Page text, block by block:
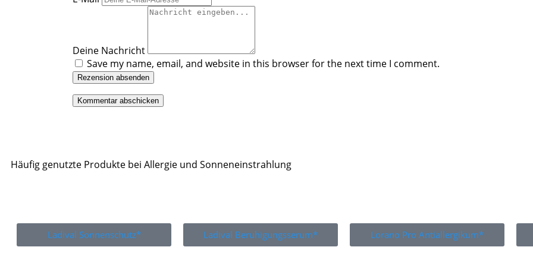
Deine Nachricht
Save my name, email, and website in this browser for the next time I comment.
Rezension absenden
Häufig genutzte Produkte bei Allergie und Sonneneinstrahlung
Ladival Sonnenschutz* Ladival Beruhigungsserum* Lorano Pro Antiallergikum*